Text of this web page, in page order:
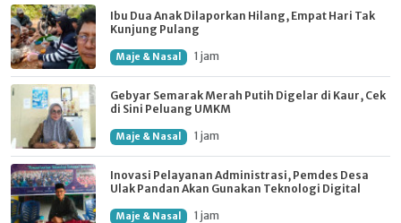
Ibu Dua Anak Dilaporkan Hilang, Empat Hari Tak
Kunjung Pulang
Maje & Nasal 1 jam
Gebyar Semarak Merah Putih Digelar di Kaur, Cek
di Sini Peluang UMKM
Maje & Nasal 1 jam
Inovasi Pelayanan Administrasi, Pemdes Desa
Ulak Pandan Akan Gunakan Teknologi Digital
Maje & Nasal 1 jam